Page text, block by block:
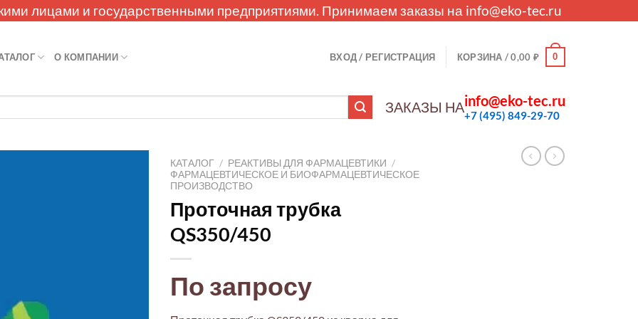
лицами и государственными предприятиями. Принимаем заказы на info@eko-tec.ru
О КОМПАНИИ ВХОД / РЕГИСТРАЦИЯ КОРЗИНА /0,00 ₽ 0
ЗАКАЗЫ НАinfo@eko-tec.ru
+7 (495) 849-29-70
КАТАЛОГ / РЕАКТИВЫ ДЛЯ ФАРМАЦЕВТИКИ /
ФАРМАЦЕВТИЧЕСКОЕ И БИОФАРМАЦЕВТИЧЕСКОЕ
ПРОИЗВОДСТВО
Проточная трубка
QS350/450
По запросу